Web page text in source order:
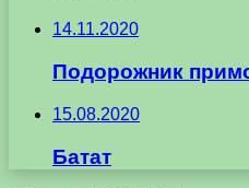
14.11.2020
Подорожник
15.08.2020
Батат